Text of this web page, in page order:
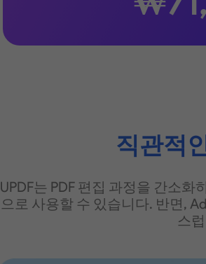
직관적
UPDF는 PDF 편집 과정을 간소
으로 사용할 수 있습니다. 반면,
스